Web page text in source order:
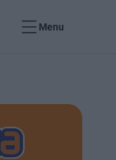
Menu